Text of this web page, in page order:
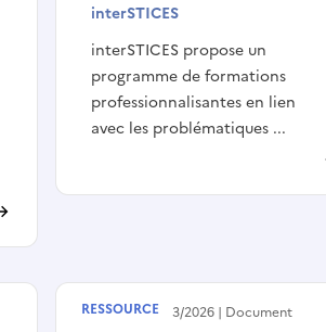
interSTICES
interSTICES propose un
programme de formations
professionnalisantes en lien
avec les problématiques ...
Publié le17/03/2026 Document
RESSOURCE